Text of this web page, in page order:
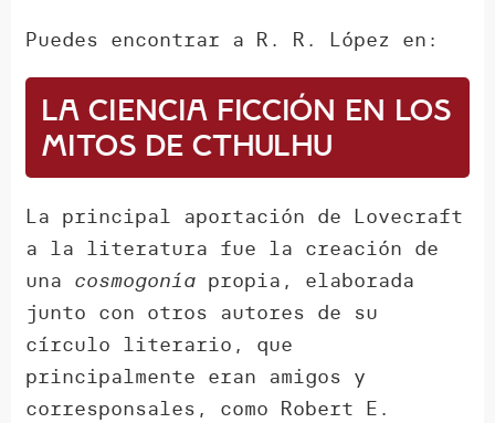
Puedes encontrar a R. R. López en:
La ciencia ficción en los
mitos de Cthulhu
La principal aportación de Lovecraft
a la literatura fue la creación de
una cosmogonía propia, elaborada
junto con otros autores de su
círculo literario, que
principalmente eran amigos y
corresponsales, como Robert E.